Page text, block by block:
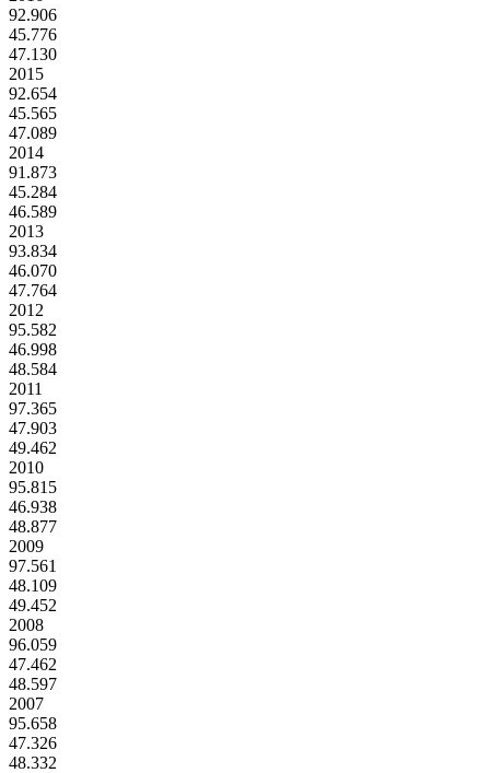
92.906
45.776
47.130
2015
92.654
45.565
47.089
2014
91.873
45.284
46.589
2013
93.834
46.070
47.764
2012
95.582
46.998
48.584
2011
97.365
47.903
49.462
2010
95.815
46.938
48.877
2009
97.561
48.109
49.452
2008
96.059
47.462
48.597
2007
95.658
47.326
48.332